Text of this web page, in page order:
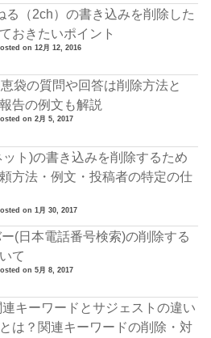
る（2ch）の書き込みを削除した
おきたいポイント
on 12月 12, 2016
袋の質問や回答は削除方法と
告の例文も解説
on 2月 5, 2017
ト)の書き込みを削除するため
方法・例文・投稿者の特定の仕
on 1月 30, 2017
(日本電話番号検索)の削除する
て
on 5月 8, 2017
キーワードとサジェストの違い
は？関連キーワードの削除・対